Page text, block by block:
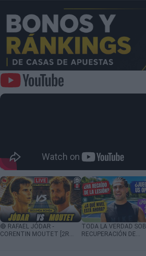
🔴 RAFAEL JÓDAR -
CORENTIN MOUTET [2R
TODA LA VERDAD
RECUPERACIÓN DE
ATPALEXANDER ZVEREV
Zverev sconfigge il 'Big